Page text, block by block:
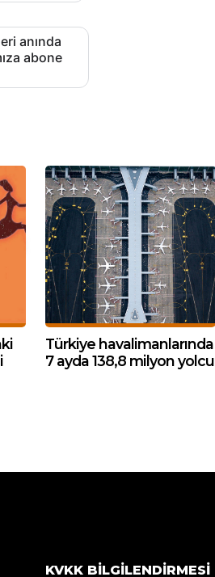
anında
abone
Türkiye havalimanlarında
7 ayda 138,8 milyon yolcu
KVKK BILGILENDIRMESI